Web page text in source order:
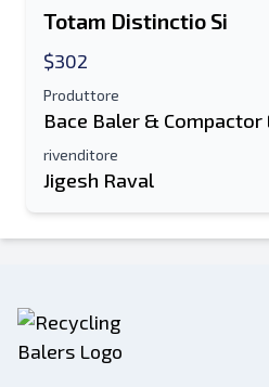
Indirizzo e-mail
Mobile
Totam Distinctio Si
$302
Produttore
Bace Baler & Compactor
rivenditore
Jigesh Raval
Elenco di testo su